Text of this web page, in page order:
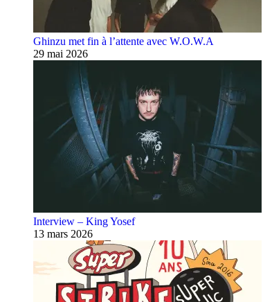
Ghinzu met fin à l’attente avec W.O.W.A
29 mai 2026
Interview – King Yosef
13 mars 2026